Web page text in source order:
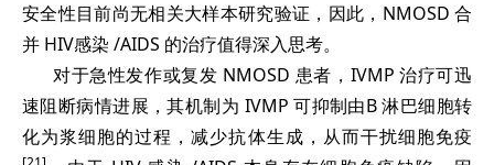
安全性目前尚无相关大样本研究验证，因此，NMOSD 合
并 HIV感染 /AIDS 的治疗值得深入思考。
对于急性发作或复发 NMOSD 患者，IVMP 治疗可迅
速阻断病情进展，其机制为 IVMP 可抑制由B 淋巴细胞转
化为浆细胞的过程，减少抗体生成，从而干扰细胞免疫